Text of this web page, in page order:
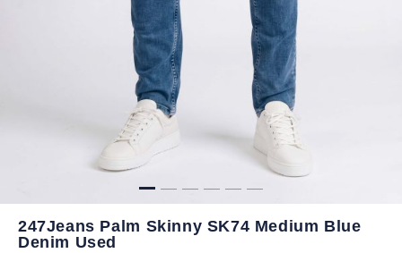
247Jeans Palm Skinny SK74 Medium Blue
Denim Used